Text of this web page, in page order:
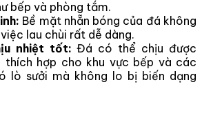
bếp và phòng tắm.
Bề mặt nhẵn bóng của đá không
lau chùi rất dễ dàng.
nhiệt tốt:Đá có thể chịu được
thích hợp cho khu vực bếp và các
lò sưởi mà không lo bị biến dạng